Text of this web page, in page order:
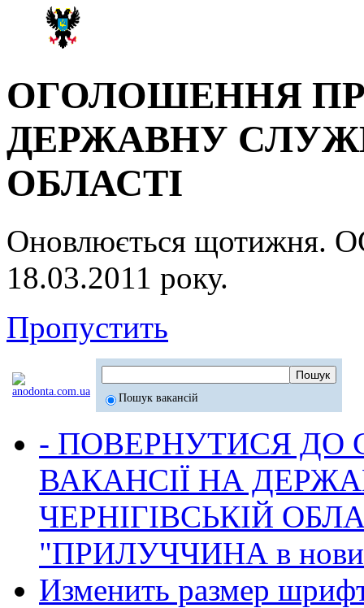
ОГОЛОШЕННЯ
ДЕРЖАВНУ
ОБЛАСТІ
Оновлюється
18.03.2011 року.
Пропустить
Пошук вакансій
- ПОВЕРНУТИСЯ ДО
ВАКАНСІЇ НА
ЧЕРНІГІВСЬКІЙ
"ПРИЛУЧЧИНА в
Изменить размер